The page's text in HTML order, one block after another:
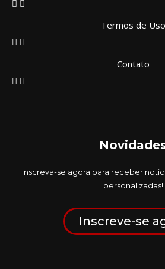
Termos de Uso
Contato
Inscreva-se agora para receber
personalizadas!
Inscreve-se